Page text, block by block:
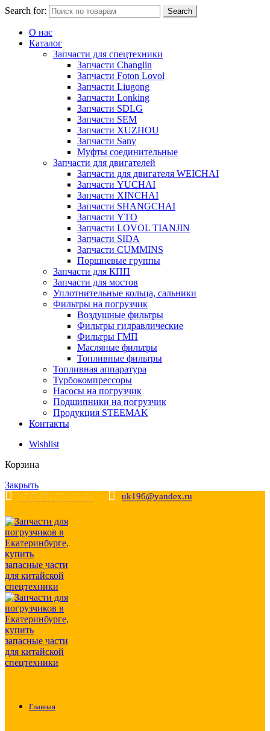
Search for: Search
О нас
Каталог
Запчасти для спецтехники
Запчасти Changlin
Запчасти Foton Lovol
Запчасти Liugong
Запчасти Lonking
Запчасти SDLG
Запчасти SEM
Запчасти XUZHOU
Запчасти Sany
Муфты соединительные
Запчасти для двигателей
Запчасти для двигателя WEICHAI
Запчасти YUCHAI
Запчасти XINCHAI
Запчасти SHANGCHAI
Запчасти YTO
Запчасти LOVOL TIANJIN
Запчасти SIDA
Запчасти CUMMINS
Поршневые группы
Запчасти для КПП
Запчасти для мостов
Уплотнительные кольца, сальники
Фильтры на погрузчик
Воздушные фильтры
Фильтры гидравлические
Фильтры ГМП
Масляные фильтры
Топливные фильтры
Топливная аппаратура
Турбокомпрессоры
Насосы на погрузчик
Подшипники на погрузчик
Продукция STEEMAK
Контакты
Wishlist
Корзина
Закрыть
+7 (343) 271-21-21 uk196@yandex.ru
Главная